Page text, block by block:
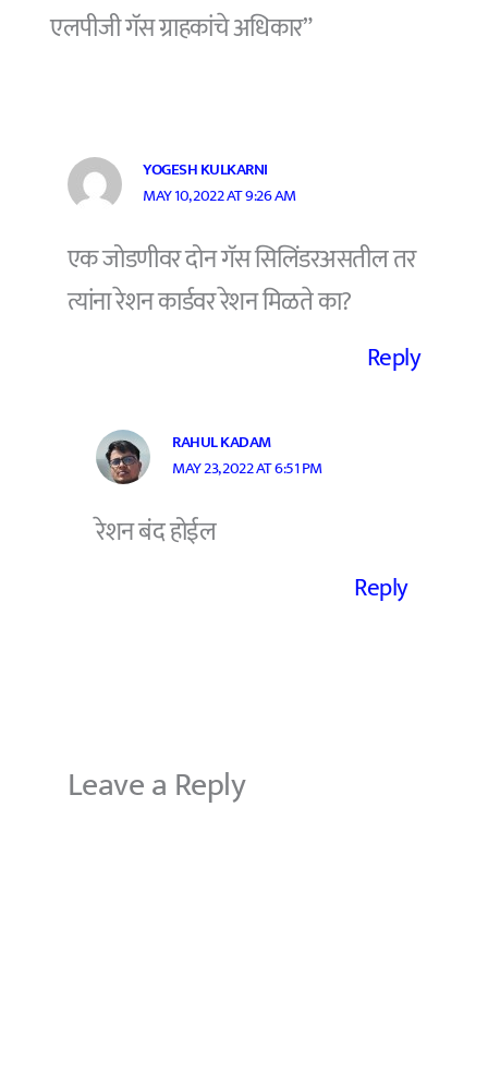
एलपीजी गॅस ग्राहकांचे अधिकार”
YOGESH KULKARNI
MAY 10, 2022 AT 9:26 AM
एक जोडणीवर दोन गॅस सिलिंडरअसतील तर
त्यांना रेशन कार्डवर रेशन मिळते का?
Reply
RAHUL KADAM
MAY 23, 2022 AT 6:51 PM
रेशन बंद होईल
Reply
Leave a Reply